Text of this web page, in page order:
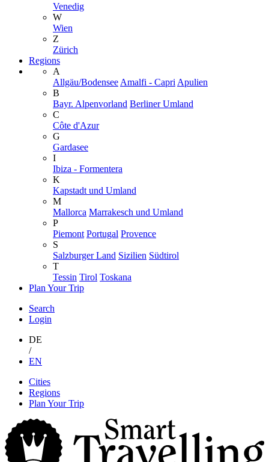
Venedig
W
Wien
Z
Zürich
Regions
A
Allgäu/Bodensee Amalfi - Capri Apulien
B
Bayr. Alpenvorland Berliner Umland
C
Côte d'Azur
G
Gardasee
I
Ibiza - Formentera
K
Kapstadt und Umland
M
Mallorca Marrakesch und Umland
P
Piemont Portugal Provence
S
Salzburger Land Sizilien Südtirol
T
Tessin Tirol Toskana
Plan Your Trip
Search
Login
DE
/
EN
Skip
content
Cities
Regions
Plan Your Trip